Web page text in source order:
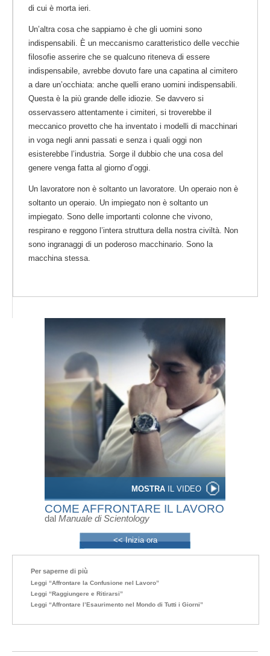
MOSTRA IL VIDEO
COME AFFRONTARE IL LAVORO
dal Manuale di Scientology
<< Inizia ora
di cui è morta ieri.
Un’altra cosa che sappiamo è che gli uomini sono
indispensabili. È un meccanismo caratteristico delle vecchie
filosofie asserire che se qualcuno riteneva di essere
indispensabile, avrebbe dovuto fare una capatina al cimitero
a dare un’occhiata: anche quelli erano uomini indispensabili.
Questa è la più grande delle idiozie. Se davvero si
osservassero attentamente i cimiteri, si troverebbe il
meccanico provetto che ha inventato i modelli di macchinari
in voga negli anni passati e senza i quali oggi non
esisterebbe l’industria. Sorge il dubbio che una cosa del
genere venga fatta al giorno d’oggi.
Un lavoratore non è soltanto un lavoratore. Un operaio non è
soltanto un operaio. Un impiegato non è soltanto un
impiegato. Sono delle importanti colonne che vivono,
respirano e reggono l’intera struttura della nostra civiltà. Non
sono ingranaggi di un poderoso macchinario. Sono la
macchina stessa.
Per saperne di più
Leggi “Affrontare la Confusione nel Lavoro”
Leggi “Raggiungere e Ritirarsi”
Leggi “Affrontare l’Esaurimento nel Mondo di Tutti i Giorni”